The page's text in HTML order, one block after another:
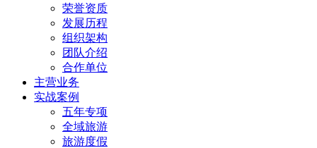
荣誉资质
发展历程
组织架构
团队介绍
合作单位
主营业务
实战案例
五年专项
全域旅游
旅游度假